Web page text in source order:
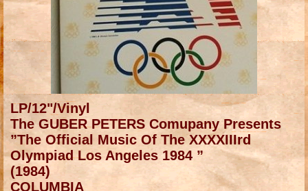
LP/12"/Vinyl
The GUBER PETERS Comupany Presents
”The Official Music Of The XXXXIIIrd
Olympiad Los Angeles 1984 ”
(1984)
COLUMBIA